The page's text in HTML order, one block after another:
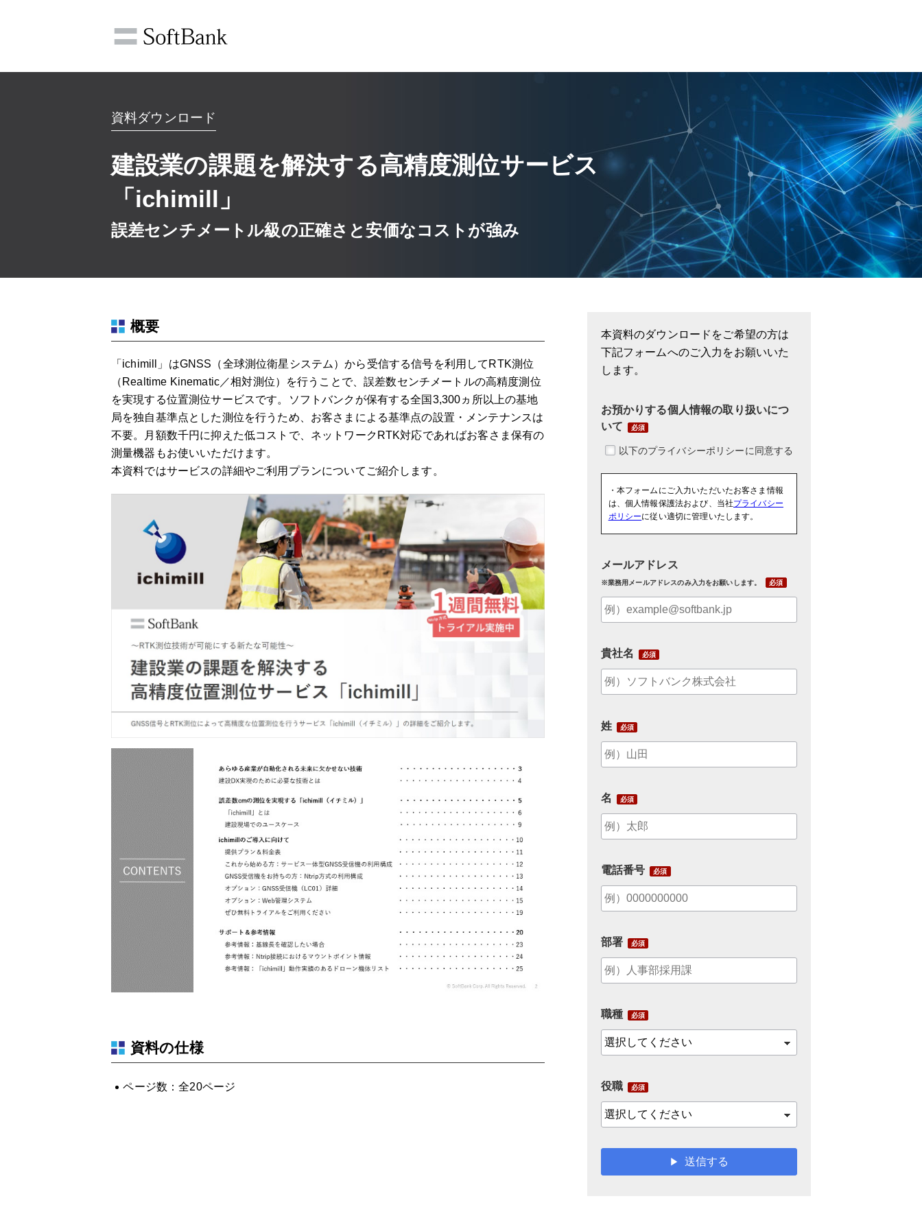
資料ダウンロード
建設業の課題を解決する高精度測位サービス
「ichimill」
誤差センチメートル級の正確さと安価なコストが強み
概要
「ichimill」はGNSS（全球測位衛星システム）から受信する信号を利用してRTK測位
（Realtime Kinematic／相対測位）を行うことで、誤差数センチメートルの高精度測位
を実現する位置測位サービスです。ソフトバンクが保有する全国3,300ヵ所以上の基地
局を独自基準点とした測位を行うため、お客さまによる基準点の設置・メンテナンスは
不要。月額数千円に抑えた低コストで、ネットワークRTK対応であればお客さま保有の
測量機器もお使いいただけます。
本資料ではサービスの詳細やご利用プランについてご紹介します。
資料の仕様
ページ数：全20ページ
本資料のダウンロードをご希望の方は
下記フォームへのご入力をお願いいた
します。
お預かりする個人情報の取り扱いにつ
いて
・本フォームにご入力いただいたお客さま情報
は、個人情報保護法および、当社プライバシー
ポリシーに従い適切に管理いたします。
メールアドレス
※業務用メールアドレスのみ入力をお願いします。
貴社名
姓
名
電話番号
部署
職種
役職
送信する